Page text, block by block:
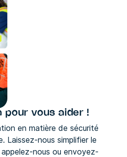
pour vous aider !
en matière de sécurité
Laissez-nous simplifier le
nous ou envoyez-